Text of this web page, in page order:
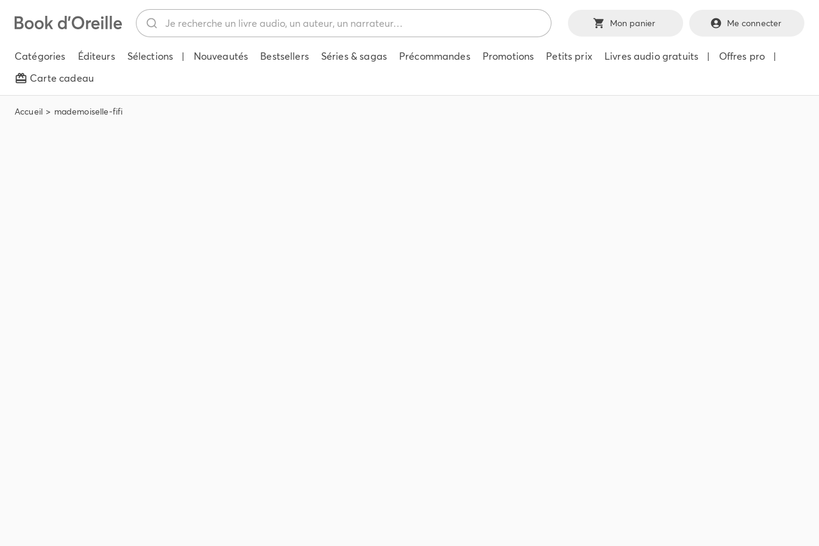
Mon panier Me connecter
Catégories Éditeurs Sélections | Nouveautés Bestsellers Séries & sagas Précommandes Promotions Petits prix Livres audio gratuits | Offres pro
|
Carte cadeau
Accueil mademoiselle-fifi